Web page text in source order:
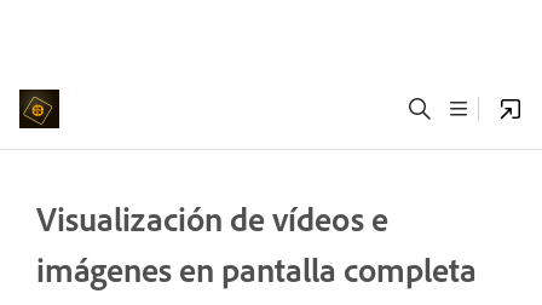
Visualización de vídeos e
imágenes en pantalla completa